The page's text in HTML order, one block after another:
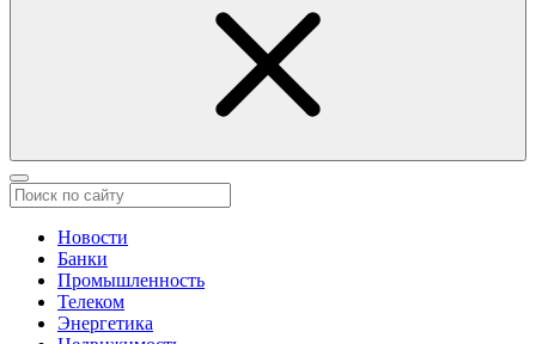
Новости
Банки
Промышленность
Телеком
Энергетика